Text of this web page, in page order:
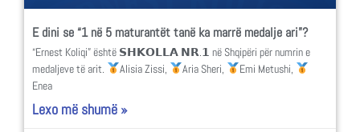
E dini se “1 në 5 maturantët tanë ka marrë medalje ari”?
“Ernest Koliqi” është 𝗦𝗛𝗞𝗢𝗟𝗟𝗔 𝗡𝗥.𝟭 në Shqipëri për numrin e
medaljeve të arit.
Alisia Zissi, Aria Sheri,
Emi Metushi,
Enea
Lexo më shumë »